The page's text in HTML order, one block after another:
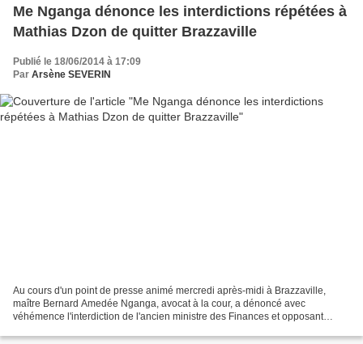
Me Nganga dénonce les interdictions répétées à
Mathias Dzon de quitter Brazzaville
Publié le 18/06/2014 à 17:09
Par Arsène SEVERIN
Au cours d'un point de presse animé mercredi après-midi à Brazzaville,
maître Bernard Amedée Nganga, avocat à la cour, a dénoncé avec
véhémence l'interdiction de l'ancien ministre des Finances et opposant